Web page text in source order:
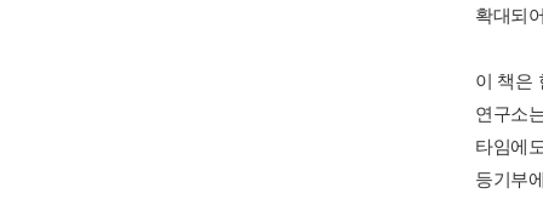
확대되
이 책은
연구소
타임에
등기부